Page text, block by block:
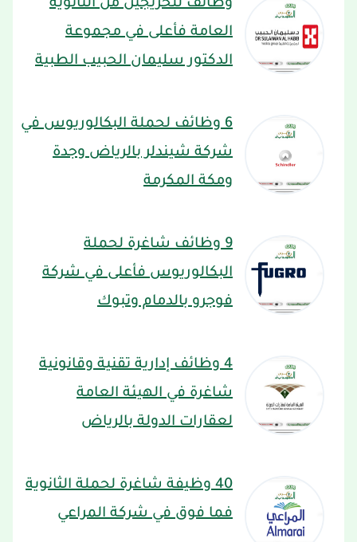
وظائف للخريجين من الثانوية
العامة فأعلى في مجموعة
الدكتور سليمان الحبيب الطبية
6 وظائف لحملة البكالوريوس في
شركة شيندلر بالرياض وجدة
ومكة المكرمة
9 وظائف شاغرة لحملة
البكالوريوس فأعلى في شركة
فوجرو بالدمام وتبوك
4 وظائف إدارية تقنية وقانونية
شاغرة في الهيئة العامة
لعقارات الدولة بالرياض
40 وظيفة شاغرة لحملة الثانوية
فما فوق في شركة المراعي